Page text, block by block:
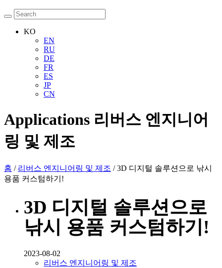
KO
EN
RU
DE
FR
ES
JP
CN
Applications 리버스 엔지니어
링 및 제조
홈 / 리버스 엔지니어링 및 제조 / 3D 디지털 솔루션으로 낚시
용품 커스텀하기!
3D 디지털 솔루션으로
낚시 용품 커스텀하기!
2023-08-02
리버스 엔지니어링 및 제조